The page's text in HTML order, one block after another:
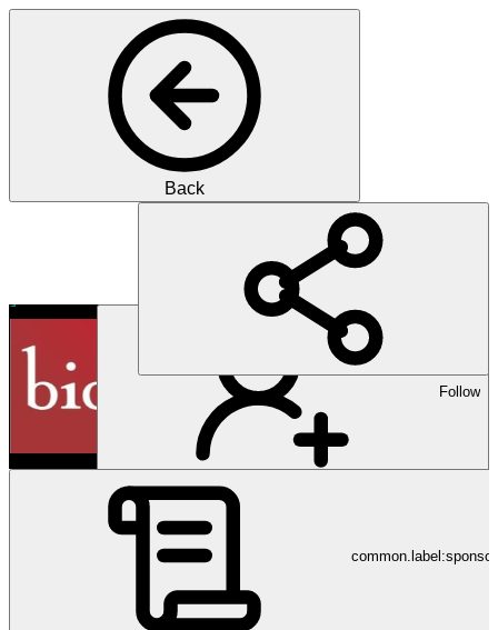
Back
Follow
Innovationen in der